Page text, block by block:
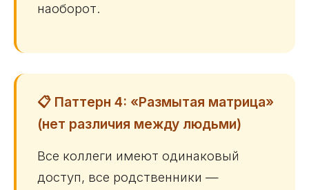
наоборот.
📋 Паттерн 4: «Размытая матрица»
(нет различия между людьми)
Все коллеги имеют одинаковый
доступ, все родственники —